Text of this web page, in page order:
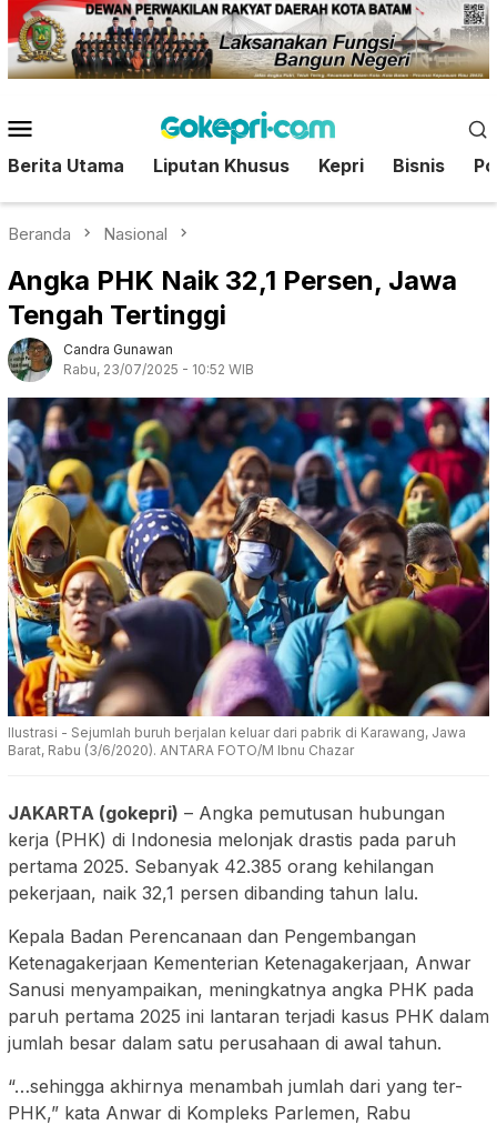
Loncat
ke
konten
Mobile
Berita Utama Liputan Khusus Kepri Bisnis
Beranda Nasional
Angka PHK Naik 32,1 Persen, Jawa
Tengah Tertinggi
Candra Gunawan
Rabu, 23/07/2025 - 10:52 WIB
Ilustrasi - Sejumlah buruh berjalan keluar dari pabrik di Karawang, Jawa
Barat, Rabu (3/6/2020). ANTARA FOTO/M Ibnu Chazar
JAKARTA (gokepri) – Angka pemutusan hubungan
kerja (PHK) di Indonesia melonjak drastis pada paruh
pertama 2025. Sebanyak 42.385 orang kehilangan
pekerjaan, naik 32,1 persen dibanding tahun lalu.
Kepala Badan Perencanaan dan Pengembangan
Ketenagakerjaan Kementerian Ketenagakerjaan, Anwar
Sanusi menyampaikan, meningkatnya angka PHK pada
paruh pertama 2025 ini lantaran terjadi kasus PHK dalam
jumlah besar dalam satu perusahaan di awal tahun.
“…sehingga akhirnya menambah jumlah dari yang ter-
PHK,” kata Anwar di Kompleks Parlemen, Rabu